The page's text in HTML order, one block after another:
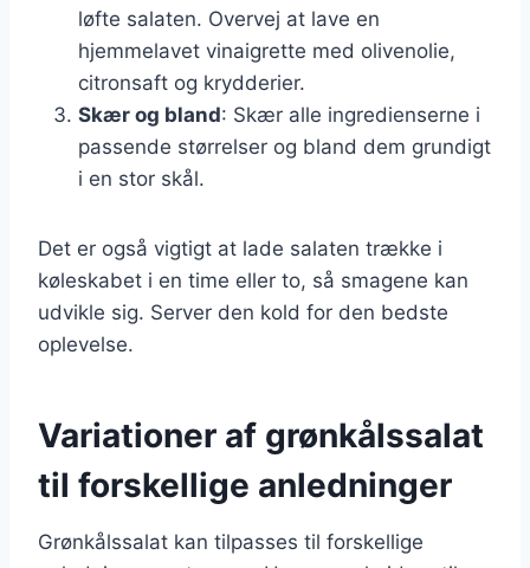
løfte salaten. Overvej at lave en
hjemmelavet vinaigrette med olivenolie,
citronsaft og krydderier.
Skær og bland: Skær alle ingredienserne i
passende størrelser og bland dem grundigt
i en stor skål.
Det er også vigtigt at lade salaten trække i
køleskabet i en time eller to, så smagene kan
udvikle sig. Server den kold for den bedste
oplevelse.
Variationer af grønkålssalat
til forskellige anledninger
Grønkålssalat kan tilpasses til forskellige